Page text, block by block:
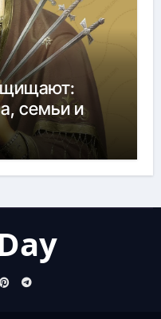
семьи и